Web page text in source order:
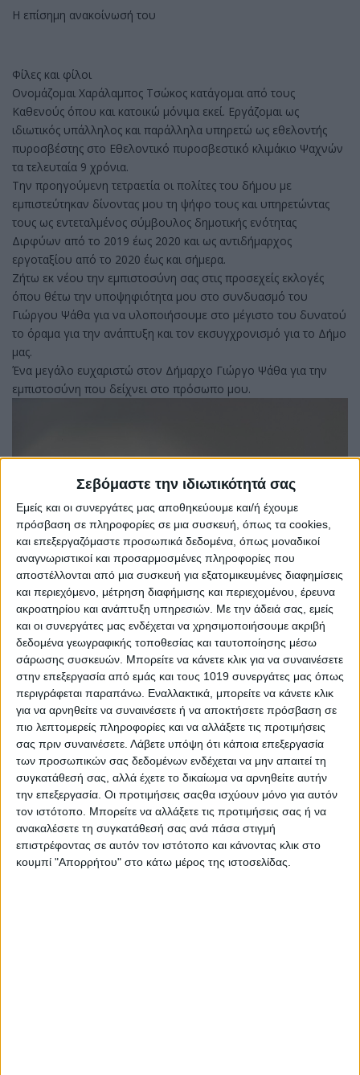
Σεβόμαστε την ιδιωτικότητά σας
Εμείς και οι συνεργάτες μας αποθηκεύουμε και/ή έχουμε
πρόσβαση σε πληροφορίες σε μια συσκευή, όπως τα cookies,
και επεξεργαζόμαστε προσωπικά δεδομένα, όπως μοναδικοί
αναγνωριστικοί και προσαρμοσμένες πληροφορίες που
αποστέλλονται από μια συσκευή για εξατομικευμένες διαφημίσεις
και περιεχόμενο, μέτρηση διαφήμισης και περιεχομένου, έρευνα
ακροατηρίου και ανάπτυξη υπηρεσιών. Με την άδειά σας, εμείς
και οι συνεργάτες μας ενδέχεται να χρησιμοποιήσουμε ακριβή
δεδομένα γεωγραφικής τοποθεσίας και ταυτοποίησης μέσω
σάρωσης συσκευών. Μπορείτε να κάνετε κλικ για να συναινέσετε
στην επεξεργασία από εμάς και τους 1019 συνεργάτες μας όπως
περιγράφεται παραπάνω. Εναλλακτικά, μπορείτε να κάνετε κλικ
για να αρνηθείτε να συναινέσετε ή να αποκτήσετε πρόσβαση σε
πιο λεπτομερείς πληροφορίες και να αλλάξετε τις προτιμήσεις
σας πριν συναινέσετε. Λάβετε υπόψη ότι κάποια επεξεργασία
των προσωπικών σας δεδομένων ενδέχεται να μην απαιτεί τη
συγκατάθεσή σας, αλλά έχετε το δικαίωμα να αρνηθείτε αυτήν
την επεξεργασία. Οι προτιμήσεις σαςθα ισχύουν μόνο για αυτόν
τον ιστότοπο. Μπορείτε να αλλάξετε τις προτιμήσεις σας ή να
ανακαλέσετε τη συγκατάθεσή σας ανά πάσα στιγμή
επιστρέφοντας σε αυτόν τον ιστότοπο και κάνοντας κλικ στο
κουμπί "Απορρήτου" στο κάτω μέρος της ιστοσελίδας.
Η επίσημη ανακοίνωσή του
Φίλες και φίλοι
Ονομάζομαι Χαράλαμπος Τσώκος κατάγομαι από τους
Καθενούς όπου και κατοικώ μόνιμα εκεί. Εργάζομαι ως
ιδιωτικός υπάλληλος και παράλληλα υπηρετώ ως εθελοντής
πυροσβέστης στο Εθελοντικό πυροσβεστικό κλιμάκιο Ψαχνών
τα τελευταία 9 χρόνια.
Την προηγούμενη τετραετία οι πολίτες του δήμου με
εμπιστεύτηκαν δίνοντας μου τη ψήφο τους και υπηρετώντας
τους ως εντεταλμένος σύμβουλος δημοτικής ενότητας
Διρφύων από το 2019 έως 2020 και ως αντιδήμαρχος
εργοταξίου από το 2020 έως και σήμερα.
Ζήτω εκ νέου την εμπιστοσύνη σας στις προσεχείς εκλογές
όπου θέτω την υποψηφιότητα μου στο συνδυασμό του
Γιώργου Ψάθα για να υλοποιήσουμε στο μέγιστο του δυνατού
το όραμα για την ανάπτυξη και τον εκσυγχρονισμό για το Δήμο
μας.
Ένα μεγάλο ευχαριστώ στον Δήμαρχο Γιώργο Ψάθα για την
εμπιστοσύνη που δείχνει στο πρόσωπο μου.
Share